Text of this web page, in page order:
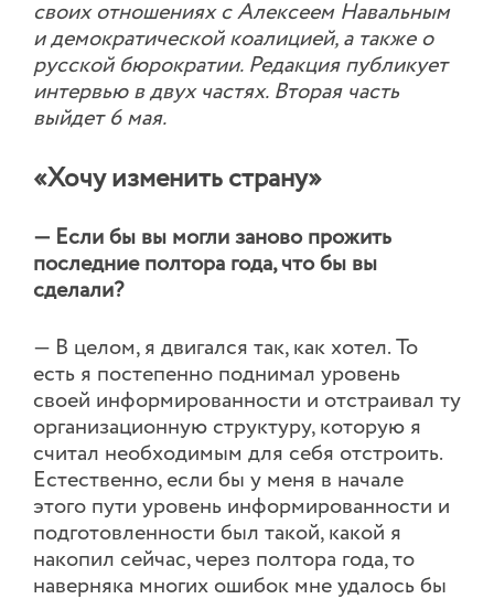
своих отношениях с Алексеем Навальным
и демократической коалицией, а также о
русской бюрократии. Редакция публикует
интервью в двух частях. Вторая часть
выйдет 6 мая.
«Хочу изменить страну»
— Если бы вы могли заново прожить
последние полтора года, что бы вы
сделали?
— В целом, я двигался так, как хотел. То
есть я постепенно поднимал уровень
своей информированности и отстраивал ту
организационную структуру, которую я
считал необходимым для себя отстроить.
Естественно, если бы у меня в начале
этого пути уровень информированности и
подготовленности был такой, какой я
накопил сейчас, через полтора года, то
наверняка многих ошибок мне удалось бы